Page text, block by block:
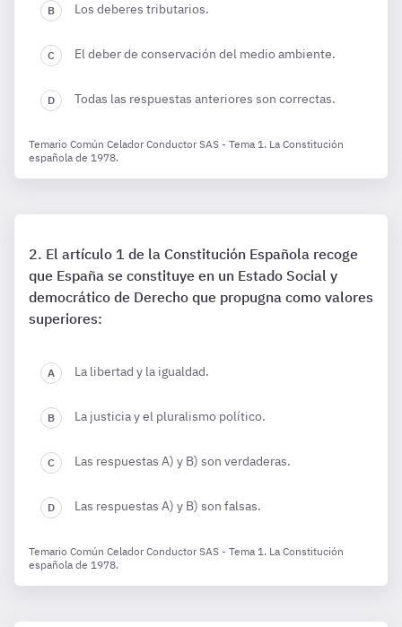
Los deberes tributarios.
El deber de conservación del medio ambiente.
Todas las respuestas anteriores son correctas.
Temario Común Celador Conductor SAS - Tema 1. La Constitución
española de 1978.
El artículo 1 de la Constitución Española recoge
que España se constituye en un Estado Social y
democrático de Derecho que propugna como valores
superiores:
La libertad y la igualdad.
La justicia y el pluralismo político.
Las respuestas A) y B) son verdaderas.
Las respuestas A) y B) son falsas.
Temario Común Celador Conductor SAS - Tema 1. La Constitución
española de 1978.